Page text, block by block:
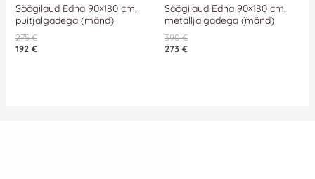
Söögilaud Edna 90×180 cm,
puitjalgadega (mänd)
275€
192 €
Söögilaud Edna 90×180 cm,
metalljalgadega (mänd)
390€
273 €